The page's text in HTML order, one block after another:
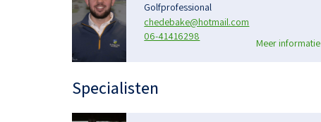
Golfprofessional
chedebake@hotmail.com
06-41416298
Meer informatie
Specialisten